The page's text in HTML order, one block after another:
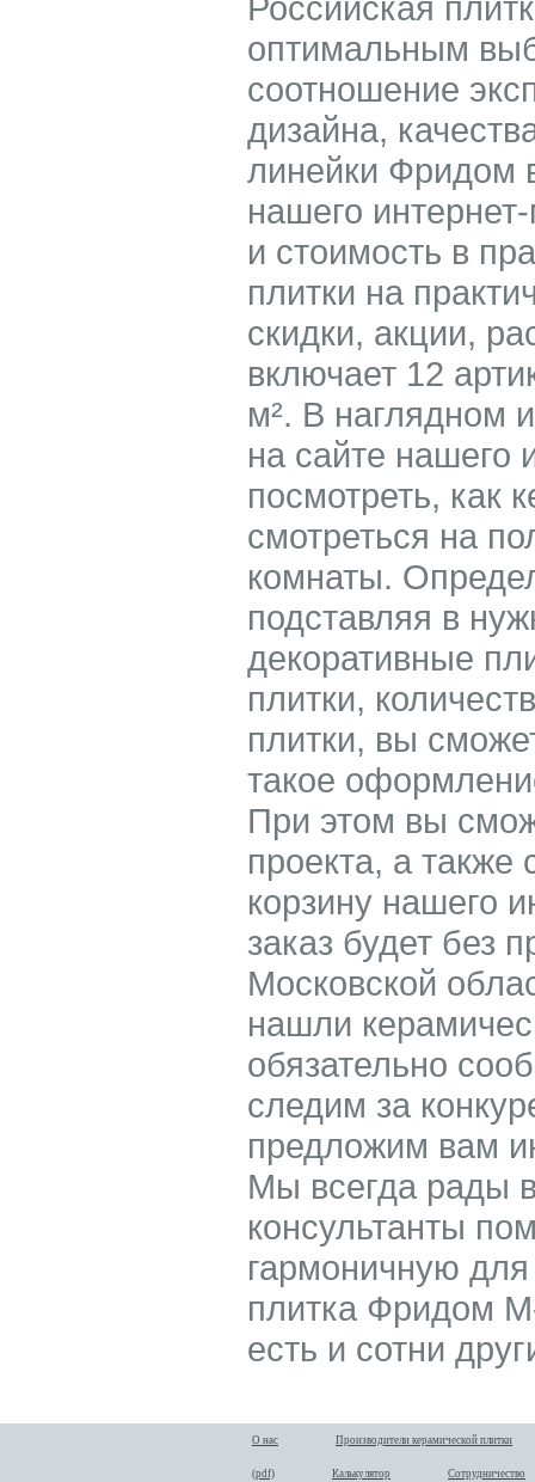
оптимальным
соотношение
дизайна,
линейки Фридом
нашего
и стоимость в
плитки на
скидки, акции,
включает 12
м². В наглядном
на сайте нашего
посмотреть, как
смотреться на
комнаты.
подставляя в
декоративные
плитки,
плитки, вы
такое
При этом вы
проекта, а также
корзину нашего
заказ будет без
Московской
нашли
обязательно
следим за
предложим вам
Мы всегда рады
консультанты
гармоничную для
плитка Фридом
есть и сотни
О нас Производители керамической плитки
(pdf) Калькулятор Сотрудничество